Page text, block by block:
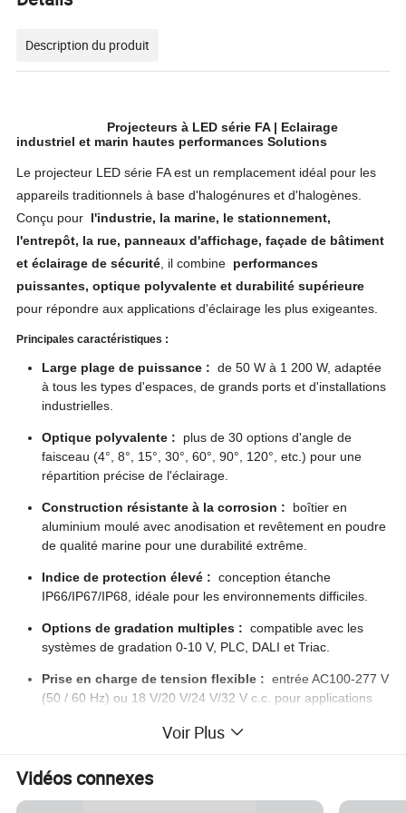
Description du produit
Projecteurs à LED série FA | Eclairage
industriel et marin hautes performances Solutions
Le projecteur LED série FA est un remplacement idéal pour les
appareils traditionnels à base d'halogénures et d'halogènes.
Conçu pour l'industrie, la marine, le stationnement,
l'entrepôt, la rue, panneaux d'affichage, façade de bâtiment
et éclairage de sécurité, il combine performances
puissantes, optique polyvalente et durabilité supérieure
pour répondre aux applications d'éclairage les plus exigeantes.
Principales caractéristiques :
Large plage de puissance : de 50 W à 1 200 W, adaptée
à tous les types d'espaces, de grands ports et d'installations
industrielles.
Optique polyvalente :
plus de 30 options d'angle de
faisceau (4°, 8°, 15°, 30°, 60°, 90°, 120°, etc.) pour une
répartition précise de l'éclairage.
Construction résistante à la corrosion :
boîtier en
aluminium moulé avec anodisation et revêtement en poudre
de qualité marine pour une durabilité extrême.
Indice de protection élevé : conception étanche
IP66/IP67/IP68, idéale pour les environnements difficiles.
Options de gradation multiples : compatible avec les
systèmes de gradation 0-10 V, PLC, DALI et Triac.
Prise en charge de tension flexible : entrée AC100-277 V
(50 / 60 Hz) ou 18 V/20 V/24 V/32 V c.c. pour applications
Bridgelux SMD3030/5050 pour un rendement élevé et une
longue durée de vie.
Voir Plus
Vidéos connexes